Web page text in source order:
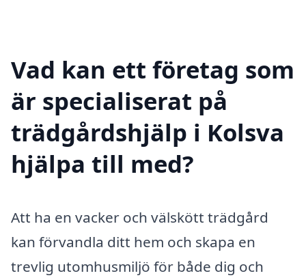
Vad kan ett företag som
är specialiserat på
trädgårdshjälp i Kolsva
hjälpa till med?
Att ha en vacker och välskött trädgård
kan förvandla ditt hem och skapa en
trevlig utomhusmiljö för både dig och